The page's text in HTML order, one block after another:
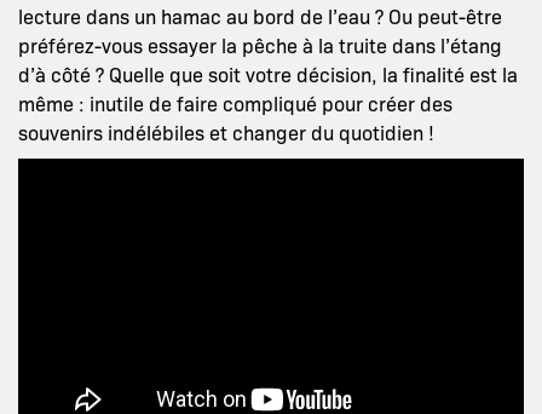
lecture dans un hamac au bord de l’eau ? Ou peut-être
préférez-vous essayer la pêche à la truite dans l’étang
d’à côté ? Quelle que soit votre décision, la finalité est la
même : inutile de faire compliqué pour créer des
souvenirs indélébiles et changer du quotidien !